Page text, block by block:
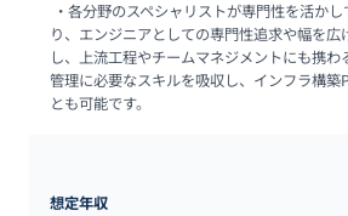
り、エンジニアとしての専門性追求や幅を広
し、上流工程やチームマネジメントにも携わ
管理に必要なスキルを吸収し、インフラ構築
とも可能です。
想定年収